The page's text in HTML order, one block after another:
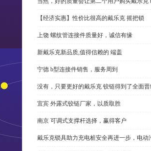
【经济实惠】性价比很高的戴乐克 摇把锁
上饶 螺纹管连接件质量好，诚信有缘
新戴乐克新品质,值得信赖的 端盖
宁德 b型连接件销售，服务周到
没有，只要更好的戴乐克 铰链得到了全面
宜宾 外露式铰链厂家，以质取胜
南京 可调式支撑杆选择，赢得客户
戴乐克锁具助力充电桩安全再进一步，电动